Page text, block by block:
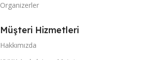
Organizerler
Müşteri Hizmetleri
Hakkımızda